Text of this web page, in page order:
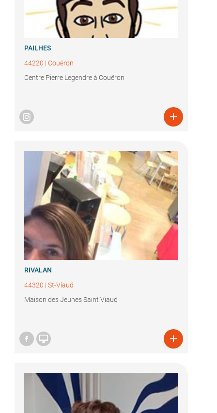
PAILHES
44220 | Couëron
Centre Pierre Legendre à Couëron

RIVALAN
44320 | St-Viaud
Maison des Jeunes Saint Viaud
 